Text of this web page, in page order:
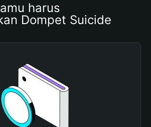
harus
Dompet Suicide